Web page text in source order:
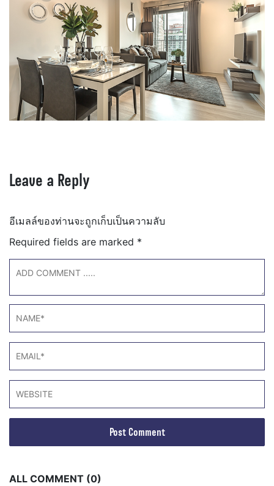
Leave a Reply
อีเมลล์ของท่านจะถูกเก็บเป็นความลับ
Required fields are marked *
ALL COMMENT (0)